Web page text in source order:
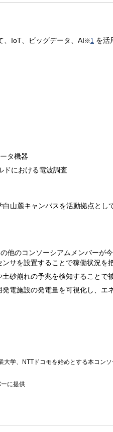
、IoT、ビッグデータ、AI※1 を活
タ機器
ドにおける電波調査
山麓キャンパスを活動拠点とし
他のコンソーシアムメンバーが
サを設置することで稼働状況を
砂崩れの予兆を検知することで
電施設の発電量を可視化し、エ
大学、NTTドコモを始めとする本コ
ーに提供